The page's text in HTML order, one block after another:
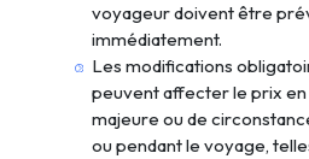
voyageur doivent être
immédiatement.
Les modifications
peuvent affecter le prix
majeure ou de
ou pendant le voyage,